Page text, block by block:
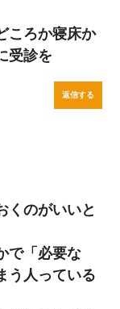
ころか寝床か
受診を
返信する
くのがいいと
で「必要な
う人っている